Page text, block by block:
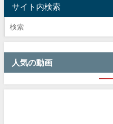
サイト内検索
人気の動画